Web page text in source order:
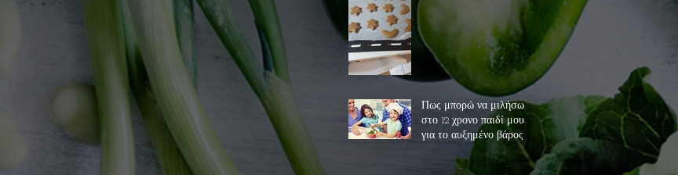
Πως μπορώ να μιλήσω
στο 12 χρονο παιδί μου
για το αυξημένο βάρος
του και την
αντιμετώπιση του??